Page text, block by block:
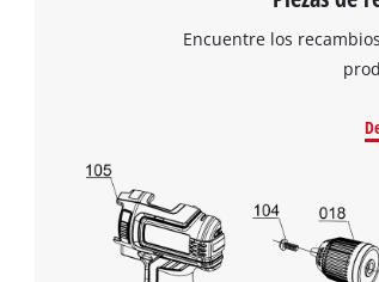
Encuentre los